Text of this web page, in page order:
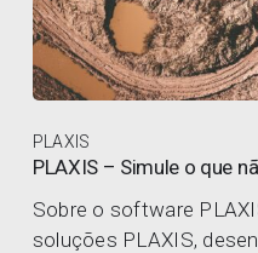
PLAXIS
PLAXIS – Simule o que
Sobre o software
soluções PLAXIS,